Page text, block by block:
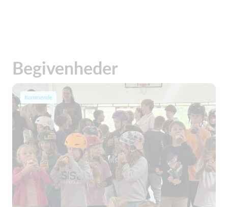
Begivenheder
Kommende